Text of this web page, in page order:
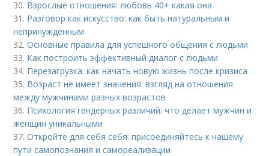
30. Взрослые отношения: любовь 40+ какая она
31. Разговор как искусство: как быть натуральным и
непринужденным
32.Основные правила для успешного общения с людьми
33. Как построить эффективный диалог с людьми
34. Перезагрузка: как начать новую жизнь после кризиса
35. Возраст не имеет значения: взгляд на отношения
между мужчинами разных возрастов
36. Психология гендерных различий: что делает мужчин и
женщин уникальными
37.Откройте для себя себя: присоединяйтесь к нашему
пути самопознания и самореализации